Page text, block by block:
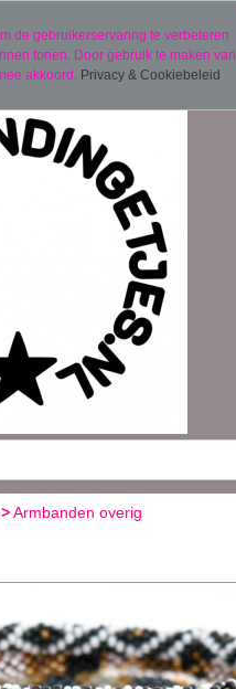
> Armbanden overig
de gebruikerservaring te verbeteren
tonen. Door gebruik te maken van
akkoord. Privacy & Cookiebeleid